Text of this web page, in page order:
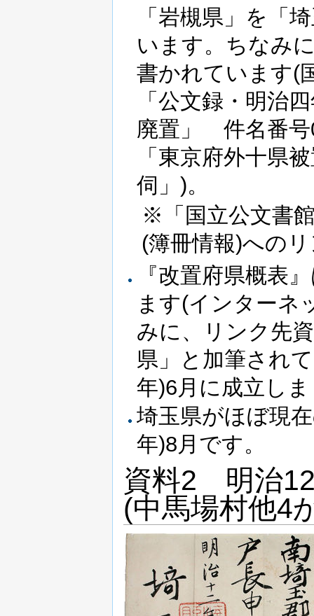
「岩槻県」を「
います。ちなみ
書かれています
「公文録・明治
廃置」 件名番
「東京府外十県
伺」)。
※「国立公文書
(簿冊情報)への
『改置府県概表
ます(インターネ
みに、リンク先
県」と加筆され
年)6月に成立し
埼玉県がほぼ現
年)8月です。
資料2 明治
(中馬場村他4